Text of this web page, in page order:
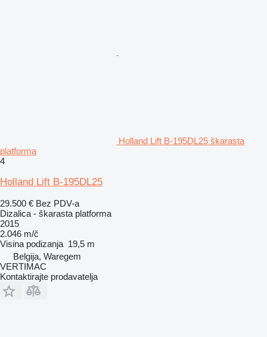
Holland Lift B-195DL25 škarasta
platforma
4
Holland Lift B-195DL25
29.500 € Bez PDV-a
Dizalica - škarasta platforma
2015
2.046 m/č
Visina podizanja 19,5 m
Belgija, Waregem
VERTIMAC
Kontaktirajte prodavatelja